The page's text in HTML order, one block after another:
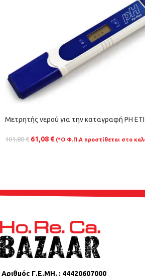
Μετρητής νερού για την καταγραφή PH ETI
101,80€ 61,08 € (*Ο Φ.Π.Α προστίθεται στο
Αριθμός Γ.Ε.ΜΗ. : 44420607000